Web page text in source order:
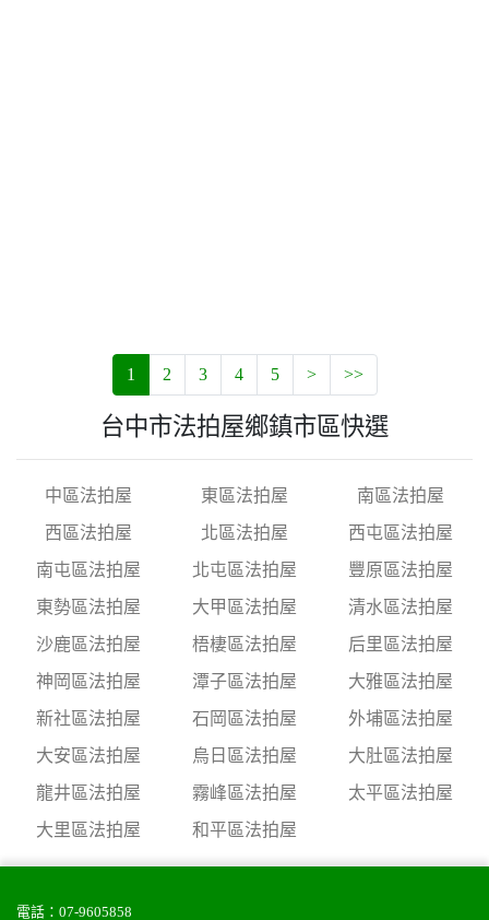
1 2 3 4 5 > >>
台中市法拍屋鄉鎮市區快選
中區法拍屋 東區法拍屋
南區法拍屋
西區法拍屋
北區法拍屋
西屯區法拍屋
南屯區法拍屋
北屯區法拍屋
豐原區法拍屋
東勢區法拍屋
大甲區法拍屋
清水區法拍屋
沙鹿區法拍屋
梧棲區法拍屋
后里區法拍屋
神岡區法拍屋
潭子區法拍屋
大雅區法拍屋
新社區法拍屋
石岡區法拍屋
外埔區法拍屋
大安區法拍屋
烏日區法拍屋
大肚區法拍屋
龍井區法拍屋
霧峰區法拍屋
太平區法拍屋
大里區法拍屋
和平區法拍屋
電話： 07-9605858